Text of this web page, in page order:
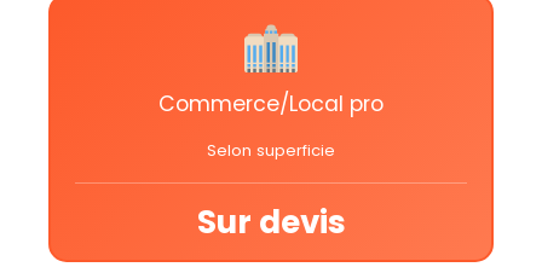
Commerce/Local pro
Selon superficie
Sur devis